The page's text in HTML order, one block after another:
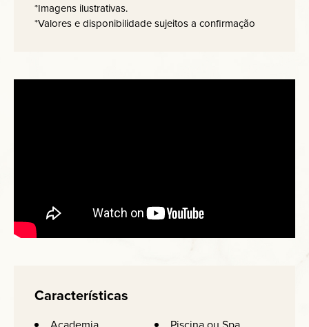
*Imagens ilustrativas.
*Valores e disponibilidade sujeitos a confirmação
Características